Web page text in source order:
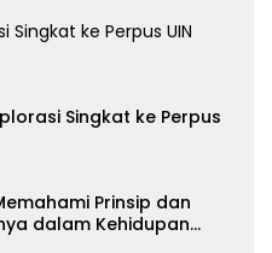
Singkat ke Perpus
Prinsip dan
dalam Kehidupan